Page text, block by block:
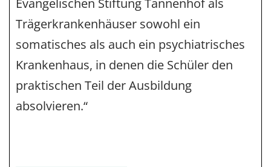
Evangelischen Stiftung Tannenhof als
Trägerkrankenhäuser sowohl ein
somatisches als auch ein psychiatrisches
Krankenhaus, in denen die Schüler den
praktischen Teil der Ausbildung
absolvieren.“